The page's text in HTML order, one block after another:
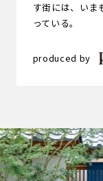
す街には、いま
っている。
produced by